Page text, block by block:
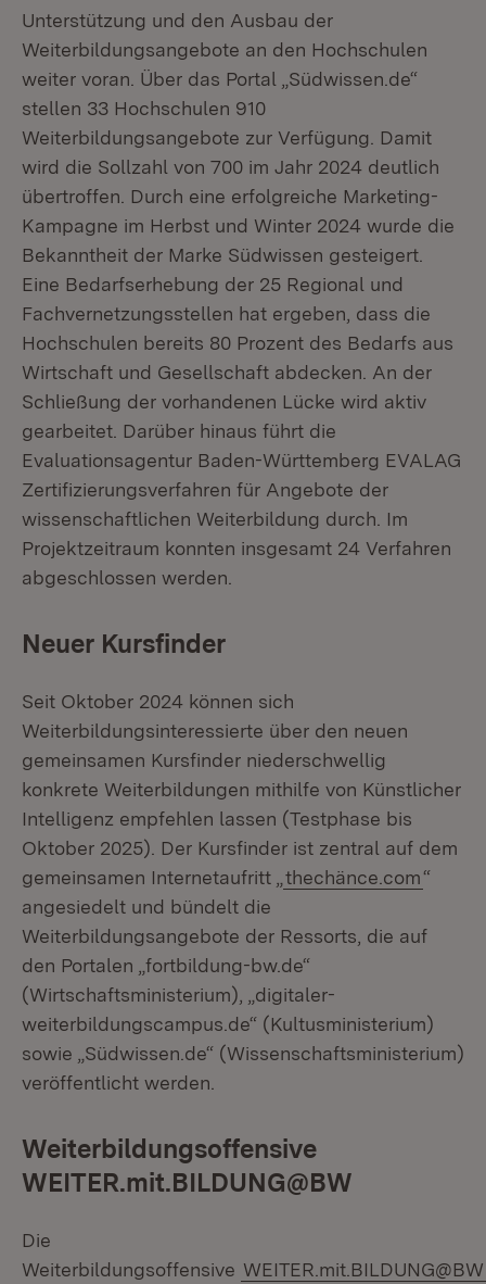
Unterstützung und den Ausbau der
Weiterbildungsangebote an den Hochschulen
weiter voran. Über das Portal „Südwissen.de“
stellen 33 Hochschulen 910
Weiterbildungsangebote zur Verfügung. Damit
wird die Sollzahl von 700 im Jahr 2024 deutlich
übertroffen. Durch eine erfolgreiche Marketing-
Kampagne im Herbst und Winter 2024 wurde die
Bekanntheit der Marke Südwissen gesteigert.
Eine Bedarfserhebung der 25 Regional und
Fachvernetzungsstellen hat ergeben, dass die
Hochschulen bereits 80 Prozent des Bedarfs aus
Wirtschaft und Gesellschaft abdecken. An der
Schließung der vorhandenen Lücke wird aktiv
gearbeitet. Darüber hinaus führt die
Evaluationsagentur Baden-Württemberg EVALAG
Zertifizierungsverfahren für Angebote der
wissenschaftlichen Weiterbildung durch. Im
Projektzeitraum konnten insgesamt 24 Verfahren
abgeschlossen werden.
Neuer Kursfinder
Seit Oktober 2024 können sich
Weiterbildungsinteressierte über den neuen
gemeinsamen Kursfinder niederschwellig
konkrete Weiterbildungen mithilfe von Künstlicher
Intelligenz empfehlen lassen (Testphase bis
Oktober 2025). Der Kursfinder ist zentral auf dem
gemeinsamen Internetaufritt „ thechänce.com“
angesiedelt und bündelt die
Weiterbildungsangebote der Ressorts, die auf
den Portalen „fortbildung-bw.de“
(Wirtschaftsministerium), „digitaler-
weiterbildungscampus.de“ (Kultusministerium)
sowie „Südwissen.de“ (Wissenschaftsministerium)
veröffentlicht werden.
Weiterbildungsoffensive
WEITER.mit.BILDUNG@BW
Die
Weiterbildungsoffensive WEITER.mit.BILDUNG@BW